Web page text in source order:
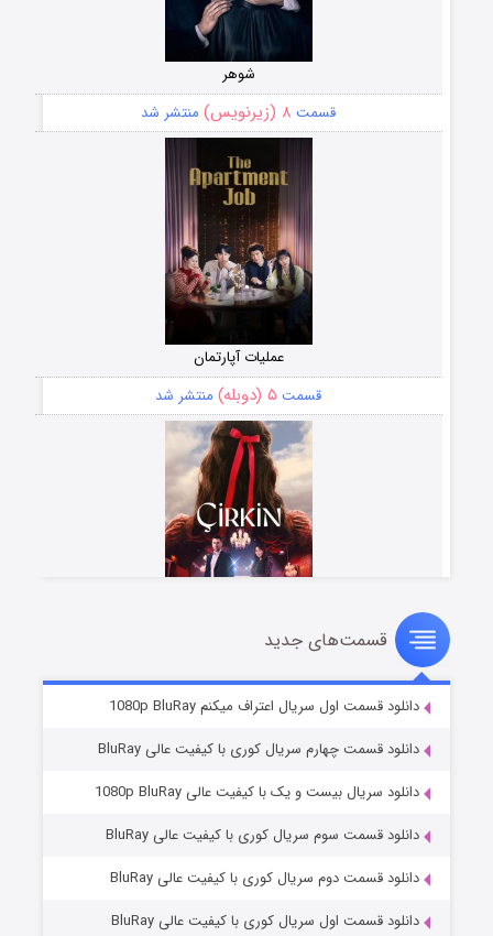
شوهر
قسمت ۸ (زیرنویس) منتشر شد
عملیات آپارتمان
قسمت ۵ (دوبله) منتشر شد
سریال زشت
قسمت۲ (زیرنویس) منتشر شد
مردگان متحرک: شهر مرده ۳
قسمت‌های جدید
دانلود قسمت اول سریال اعتراف میکنم 1080p BluRay
دانلود قسمت چهارم سریال کوری با کیفیت عالی BluRay
دانلود سریال بیست و یک با کیفیت عالی 1080p BluRay
دانلود قسمت سوم سریال کوری با کیفیت عالی BluRay
دانلود قسمت دوم سریال کوری با کیفیت عالی BluRay
دانلود قسمت اول سریال کوری با کیفیت عالی BluRay